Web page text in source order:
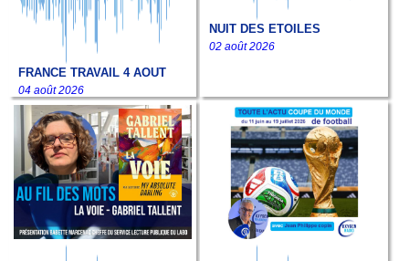
FRANCE TRAVAIL 4 AOUT
04 août 2026
NUIT DES ETOILES
02 août 2026